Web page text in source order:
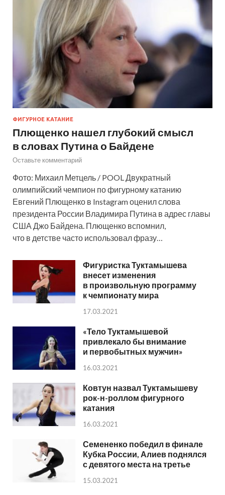
ФИГУРНОЕ КАТАНИЕ
Плющенко нашел глубокий смысл
в словах Путина о Байдене
Оставьте комментарий
Фото: Михаил Метцель / POOL Двукратный
олимпийский чемпион по фигурному катанию
Евгений Плющенко в Instagram оценил слова
президента России Владимира Путина в адрес главы
США Джо Байдена. Плющенко вспомнил,
что в детстве часто использовал фразу…
Фигуристка Туктамышева
внесет изменения
в произвольную программу
к чемпионату мира
17.03.2021
«Тело Туктамышевой
привлекало бы внимание
и первобытных мужчин»
16.03.2021
Ковтун назвал Туктамышеву
рок-н-роллом фигурного
катания
16.03.2021
Семененко победил в финале
Кубка России, Алиев поднялся
с девятого места на третье
15.03.2021